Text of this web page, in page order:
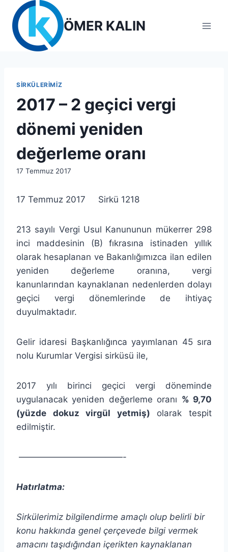
content
ÖMER KALIN
SIRKÜLERIMIZ
2017 – 2 geçici vergi
dönemi yeniden
değerleme oranı
By
17 Temmuz 2017
17 Temmuz 2017 Sirkü 1218
213 sayılı Vergi Usul Kanununun mükerrer 298
inci maddesinin (B) fıkrasına istinaden yıllık
olarak hesaplanan ve Bakanlığımızca ilan edilen
yeniden değerleme oranına, vergi
kanunlarından kaynaklanan nedenlerden dolayı
geçici vergi dönemlerinde de ihtiyaç
duyulmaktadır.
Gelir idaresi Başkanlığınca yayımlanan 45 sıra
nolu Kurumlar Vergisi sirküsü ile,
2017 yılı birinci geçici vergi döneminde
uygulanacak yeniden değerleme oranı % 9,70
(yüzde dokuz virgül yetmiş) olarak tespit
edilmiştir.
————————————-
Hatırlatma:
Sirkülerimiz bilgilendirme amaçlı olup belirli bir
konu hakkında genel çerçevede bilgi vermek
amacını taşıdığından içerikten kaynaklanan